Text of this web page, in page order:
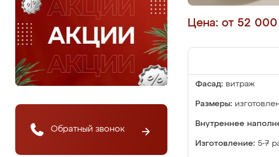
Обратный звонок
Цена: от 52
Фасад: витраж
Размеры:
Внутреннее
Изготовление: 5-7